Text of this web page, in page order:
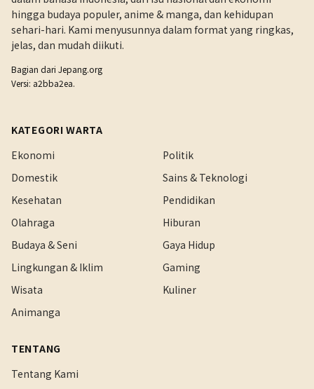
hingga budaya populer, anime & manga, dan kehidupan
sehari-hari. Kami menyusunnya dalam format yang ringkas,
jelas, dan mudah diikuti.
Bagian dari Jepang.org
Versi: a2bba2ea.
KATEGORI WARTA
Ekonomi
Politik
Domestik
Sains & Teknologi
Kesehatan
Pendidikan
Olahraga
Hiburan
Budaya & Seni
Gaya Hidup
Lingkungan & Iklim
Gaming
Wisata
Kuliner
Animanga
TENTANG
Tentang Kami